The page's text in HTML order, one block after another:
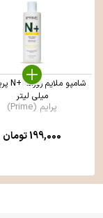
میلی لیتر
پرایم (Prime)
199,000تومان